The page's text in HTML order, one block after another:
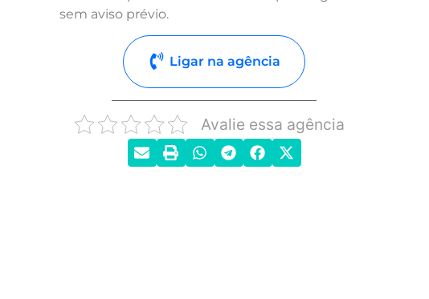
sem aviso prévio.
Ligar na agência
Avalie essa agência